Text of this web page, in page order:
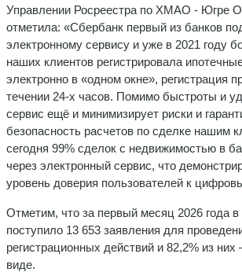
Управлении Росреестра по ХМАО - Югре
отметила: «Сбербанк первый из банков
электронному сервису и уже в 2021 году
наших клиентов регистрировала
электронно в «одном окне», регистрация
течении 24-х часов. Помимо быстроты и
сервис ещё и минимизирует риски и
безопасность расчетов по сделке нашим
сегодня 99% сделок с недвижимостью в
через электронный сервис, что
уровень доверия пользователей к
Отметим, что за первый месяц 2026 года
поступило 13 653 заявления для
регистрационных действий и 82,2% из
виде.